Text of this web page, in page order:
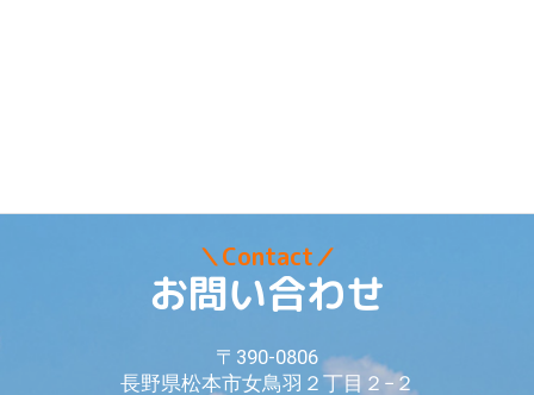
＼Contact／
お問い合わせ
〒390-0806
長野県松本市女鳥羽２丁目２−２